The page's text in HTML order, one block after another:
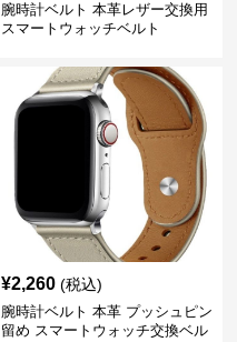
腕時計ベルト 本革レザー交換用
スマートウォッチベルト
¥2,260 (税込)
腕時計ベルト 本革 プッシュピン
留め スマートウォッチ交換ベル